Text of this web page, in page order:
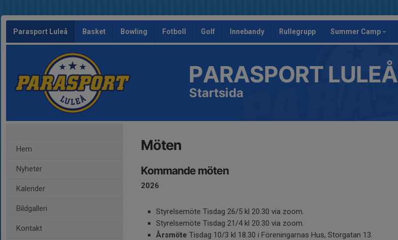
Parasport Luleå Basket Bowling Fotboll Golf Innebandy Rullegrupp Summer Camp
PARASPORT LULEÅ
Startsida
Hem
Nyheter
Kalender
Bildgalleri
Kontakt
Möten
Kommande möten
2026
Styrelsemöte Tisdag 26/5 kl 20.30 via zoom.
Styrelsemöte Tisdag 21/4 kl 20.30 via zoom.
Årsmöte Tisdag 10/3 kl 18.30 i Föreningarnas Hus, Storgatan 13.